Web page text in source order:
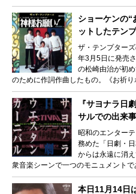
ショーケンの“
ットしたテン
ザ・テンプター
年3月5日に発売
の松崎由治が初
のために作詞作曲したもの。《お祈り
『サヨナラ日
サルでの出来事
昭和のエンター
務めた「日劇・
からは永遠に消
衆音楽シーンで一つのモニュメント
本日11月14日